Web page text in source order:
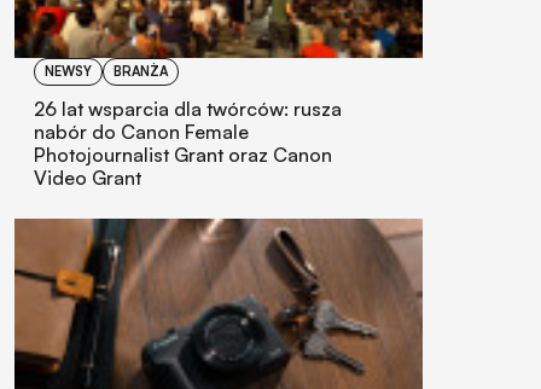
NEWSY BRANŻA
26 lat wsparcia dla twórców: rusza
nabór do Canon Female
Photojournalist Grant oraz Canon
Video Grant